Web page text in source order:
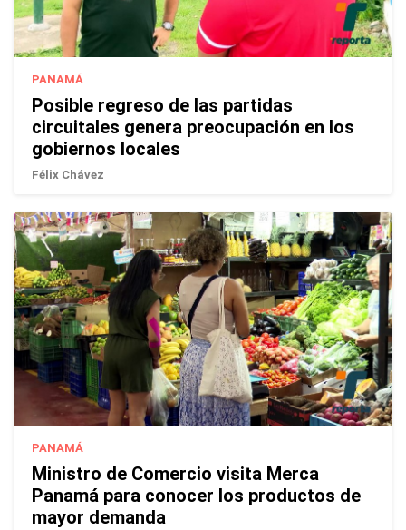
PANAMÁ
Posible regreso de las partidas
circuitales genera preocupación en los
gobiernos locales
Félix Chávez
PANAMÁ
Ministro de Comercio visita Merca
Panamá para conocer los productos de
mayor demanda